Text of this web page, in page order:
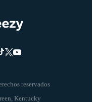
reservados